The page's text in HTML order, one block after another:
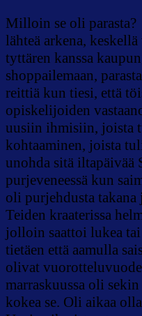
Milloin se oli parasta?
lähteä arkena,
tyttären kanssa
shoppailemaan,
reittiä kun tiesi, että
opiskelijoiden
uusiin ihmisiin, joista
kohtaaminen, joista
unohda sitä iltapäivää
purjeveneessä kun
oli purjehdusta takana
Teiden kraaterissa
jolloin saattoi lukea
tietäen että aamulla
olivat
marraskuussa oli
kokea se. Oli aikaa